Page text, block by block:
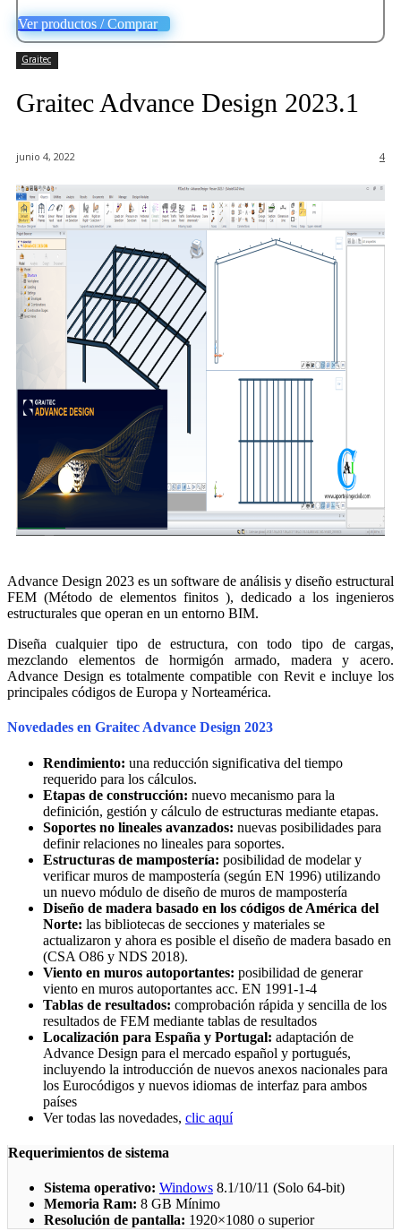
Ver productos / Comprar
Graitec
Graitec Advance Design 2023.1
junio 4, 2022 4
Advance Design 2023 es un software de análisis y diseño estructural
FEM (Método de elementos finitos ), dedicado a los ingenieros
estructurales que operan en un entorno BIM.
Diseña cualquier tipo de estructura, con todo tipo de cargas,
mezclando elementos de hormigón armado, madera y acero.
Advance Design es totalmente compatible con Revit e incluye los
principales códigos de Europa y Norteamérica.
Novedades en Graitec Advance Design 2023
Rendimiento: una reducción significativa del tiempo
requerido para los cálculos.
Etapas de construcción: nuevo mecanismo para la
definición, gestión y cálculo de estructuras mediante etapas.
Soportes no lineales avanzados: nuevas posibilidades para
definir relaciones no lineales para soportes.
Estructuras de mampostería: posibilidad de modelar y
verificar muros de mampostería (según EN 1996) utilizando
un nuevo módulo de diseño de muros de mampostería
Diseño de madera basado en los códigos de América del
Norte: las bibliotecas de secciones y materiales se
actualizaron y ahora es posible el diseño de madera basado en
(CSA O86 y NDS 2018).
Viento en muros autoportantes: posibilidad de generar
viento en muros autoportantes acc. EN 1991-1-4
Tablas de resultados: comprobación rápida y sencilla de los
resultados de FEM mediante tablas de resultados
Localización para España y Portugal: adaptación de
Advance Design para el mercado español y portugués,
incluyendo la introducción de nuevos anexos nacionales para
los Eurocódigos y nuevos idiomas de interfaz para ambos
países
Ver todas las novedades, clic aquí
Requerimientos de sistema
Sistema operativo: Windows 8.1/10/11 (Solo 64-bit)
Memoria Ram: 8 GB Mínimo
Resolución de pantalla: 1920×1080 o superior